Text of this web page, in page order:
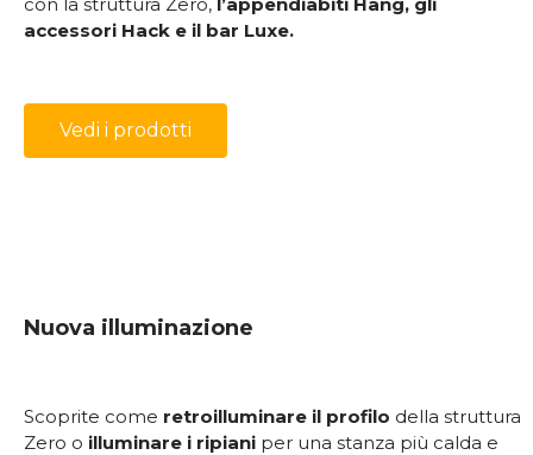
accessori Hack e il bar Luxe.
Vedi i prodotti
Nuova illuminazione
Scoprite come retroilluminare il profilo della struttura
Zero o illuminare i ripiani per una stanza più calda e